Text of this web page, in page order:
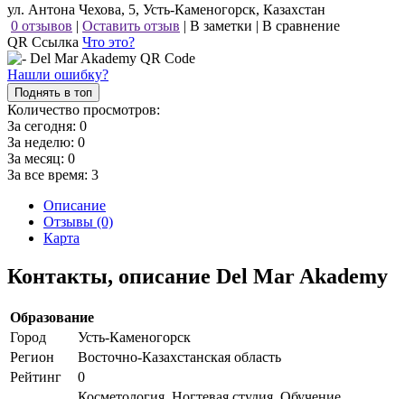
ул. Антона Чехова, 5, Усть-Каменогорск, Казахстан
0 отзывов | Оставить отзыв | В заметки | В сравнение
QR Ссылка Что это?
Нашли ошибку?
Поднять в топ
Количество просмотров:
За сегодня: 0
За неделю: 0
За месяц: 0
За все время: 3
Описание
Отзывы (0)
Карта
Контакты, описание Del Mar Akademy
Образование
Город
Усть-Каменогорск
Регион
Восточно-Казахстанская область
Рейтинг
0